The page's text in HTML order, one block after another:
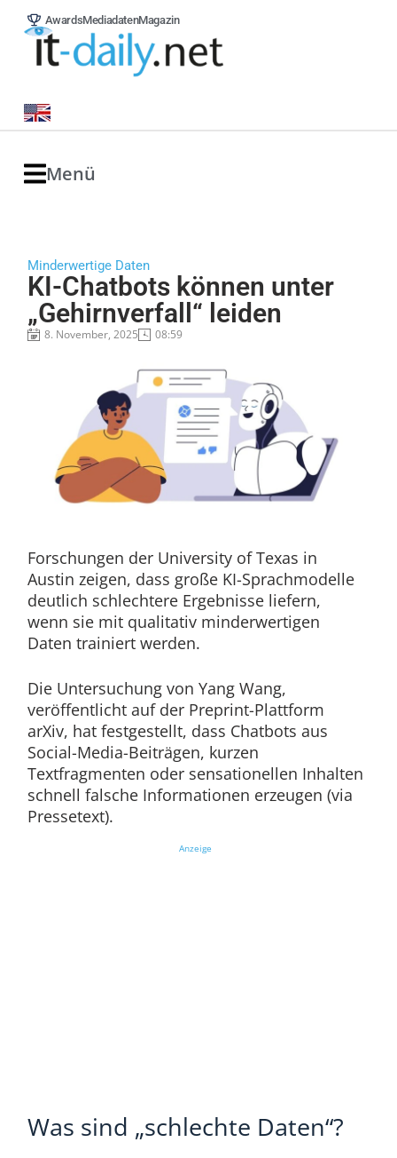
AwardsMediadatenMagazin
Menü
Minderwertige Daten
KI-Chatbots können unter
„Gehirnverfall“ leiden
8. November, 2025 08:59
Forschungen der University of Texas in
Austin zeigen, dass große KI-Sprachmodelle
deutlich schlechtere Ergebnisse liefern,
wenn sie mit qualitativ minderwertigen
Daten trainiert werden.
Die Untersuchung von Yang Wang,
veröffentlicht auf der Preprint-Plattform
arXiv, hat festgestellt, dass Chatbots aus
Social-Media-Beiträgen, kurzen
Textfragmenten oder sensationellen Inhalten
schnell falsche Informationen erzeugen (via
Pressetext).
Anzeige
Was sind „schlechte Daten“?